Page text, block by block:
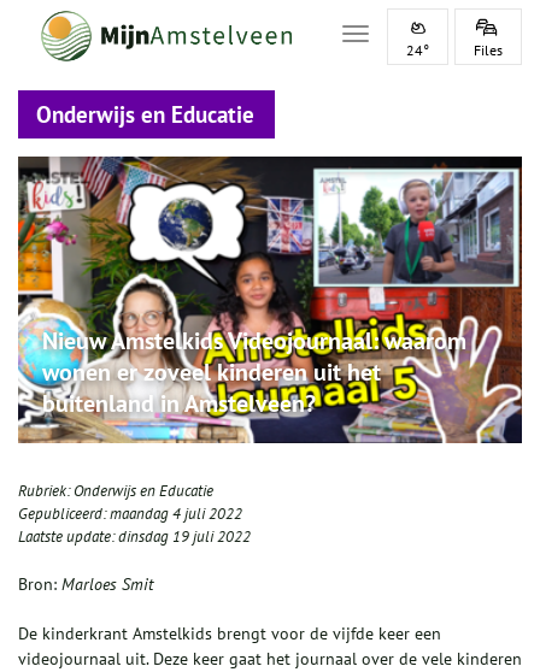
Toggle navigation
24° Files
Onderwijs en Educatie
Nieuw Amstelkids Videojournaal: waarom
wonen er zoveel kinderen uit het
buitenland in Amstelveen?
Rubriek:Onderwijs en Educatie
Gepubliceerd:maandag 4 juli 2022
Laatste update:dinsdag 19 juli 2022
Bron: Marloes Smit
De kinderkrant Amstelkids brengt voor de vijfde keer een
videojournaal uit. Deze keer gaat het journaal over de vele kinderen